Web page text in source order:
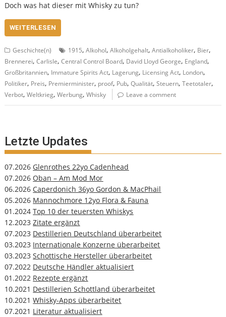
Doch was hat dieser mit Whisky zu tun?
WEITERLESEN
Geschichte(n) 1915,Alkohol,Alkoholgehalt,Antialkoholiker, Bier,
Brennerei,Carlisle,Central Control Board, David Lloyd George, England,
Großbritannien, Immature Spirits Act, Lagerung, Licensing Act, London,
Politiker, Preis, Premierminister, proof, Pub,Qualität,Steuern,Teetotaler,
Verbot,Weltkrieg,Werbung,Whisky Leave a comment
Letzte Updates
07.2026 Glenrothes 22yo Cadenhead
07.2026 Oban – Am Mod Mor
06.2026 Caperdonich 36yo Gordon & MacPhail
05.2026 Mannochmore 12yo Flora & Fauna
01.2024Top 10 der teuersten Whiskys
12.2023Zitate ergänzt
07.2023 Destillerien Deutschland überarbeitet
03.2023 Internationale Konzerne überarbeitet
03.2023Schottische Hersteller überarbeitet
07.2022 Deutsche Händler aktualisiert
01.2022 Rezepte ergänzt
10.2021 Destillerien Schottland überarbeitet
10.2021Whisky-Apps überarbeitet
07.2021 Literatur aktualisiert